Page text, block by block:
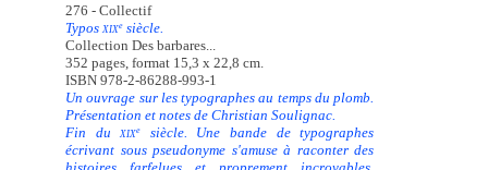
276 - Collectif
Typos XIXesiècle.
Collection Des barbares...
352 pages, format 15,3 x 22,8 cm.
ISBN 978-2-86288-993-1
Un ouvrage sur les typographes au temps du plomb.
Présentation et notes de Christian Soulignac.
Fin du
XIXe
siècle. Une bande de typographes
écrivant sous pseudonyme s'amuse à raconter des